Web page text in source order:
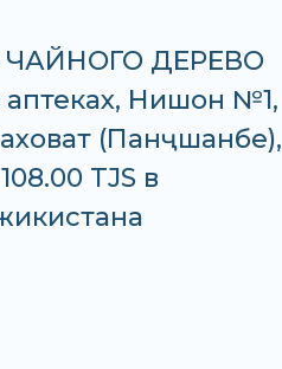
ЧАЙНОГО ДЕРЕВО
аптеках, Нишон №1,
(Панҷшанбе),
TJS в